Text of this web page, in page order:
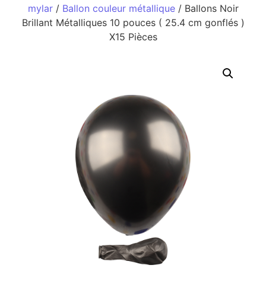
mylar/ Ballon couleur métallique/ Ballons Noir
Brillant Métalliques 10 pouces ( 25.4 cm gonflés )
X15 Pièces